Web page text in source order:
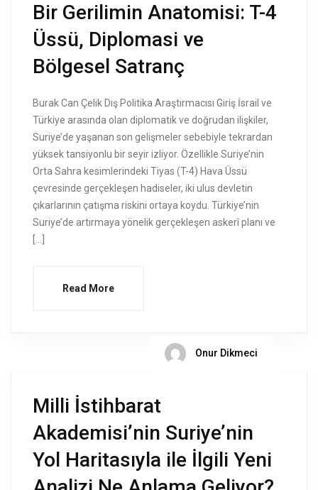
Bir Gerilimin Anatomisi: T-4
Üssü, Diplomasi ve
Bölgesel Satranç
Burak Can Çelik Dış Politika Araştırmacısı Giriş İsrail ve
Türkiye arasında olan diplomatik ve doğrudan ilişkiler,
Suriye’de yaşanan son gelişmeler sebebiyle tekrardan
yüksek tansiyonlu bir seyir izliyor. Özellikle Suriye’nin
Orta Sahra kesimlerindeki Tiyas (T-4) Hava Üssü
çevresinde gerçekleşen hadiseler, iki ulus devletin
çıkarlarının çatışma riskini ortaya koydu. Türkiye’nin
Suriye’de artırmaya yönelik gerçekleşen askerî planı ve
[…]
Read More
Onur Dikmeci
Milli İstihbarat
Akademisi’nin Suriye’nin
Yol Haritasıyla ile İlgili Yeni